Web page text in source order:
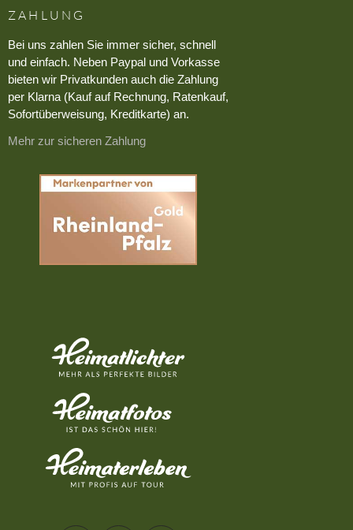
ZAHLUNG
Bei uns zahlen Sie immer sicher, schnell
und einfach. Neben Paypal und Vorkasse
bieten wir Privatkunden auch die Zahlung
per Klarna (Kauf auf Rechnung, Ratenkauf,
Sofortüberweisung, Kreditkarte) an.
Mehr zur sicheren Zahlung